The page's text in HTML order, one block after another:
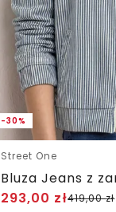
-30%
Street One
293,00 zł419,00zł